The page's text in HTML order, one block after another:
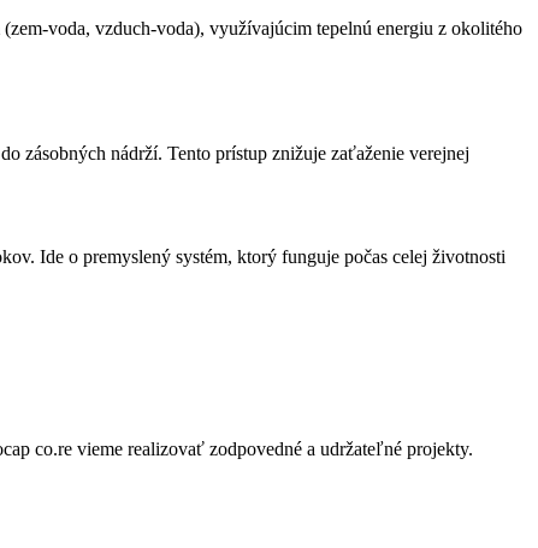
voda, vzduch-voda), využívajúcim tepelnú energiu z okolitého
zásobných nádrží. Tento prístup znižuje zaťaženie verejnej
Ide o premyslený systém, ktorý funguje počas celej životnosti
co.re vieme realizovať zodpovedné a udržateľné projekty.